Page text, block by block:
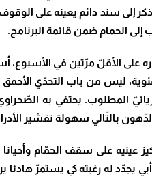
أذكر إلى سند دائم يعينه على
إلى الحمام ضمن قائمة البرنامج.
على الأقلّ مرّتين في
ليس من باب التحدّي
المطلوب. يحتفي به
بالتّالي سهولة تقشير
عينيه على سقف الحمّام
أبي يجدّد له رغبته كي يستمرّ